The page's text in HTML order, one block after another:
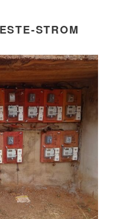
STROM